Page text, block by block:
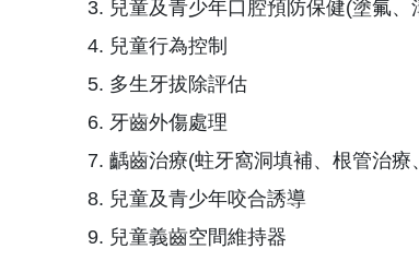
兒童及青少年口腔預防保健(塗氟
兒童行為控制
多生牙拔除評估
牙齒外傷處理
齲齒治療(蛀牙窩洞填補、根管治
兒童及青少年咬合誘導
兒童義齒空間維持器